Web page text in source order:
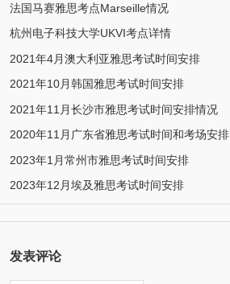
法国马赛雅思考点Marseille情况
杭州电子科技大学UKVI考点详情
2021年4月澳大利亚雅思考试时间安排
2021年10月韩国雅思考试时间安排
2021年11月长沙市雅思考试时间安排情况
2020年11月广东省雅思考试时间和考场安排
2023年1月常州市雅思考试时间安排
2023年12月埃及雅思考试时间安排
发表评论